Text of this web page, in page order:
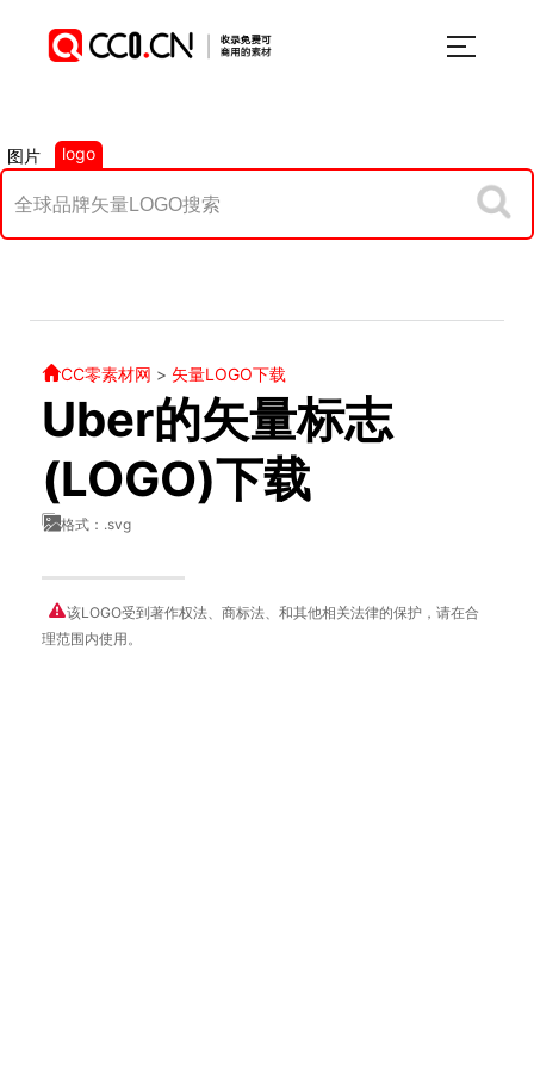
图片 logo
CC零素材网 > 矢量LOGO下载
Uber的矢量标志
(LOGO)下载
格式：.svg
该LOGO受到著作权法、商标法、和其他相关法律的保护，请在合
理范围内使用。